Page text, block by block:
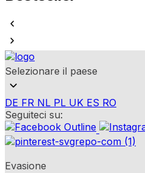
Selezionare il paese
DE FR NL PL UK ES RO
Seguiteci su:
Evasione